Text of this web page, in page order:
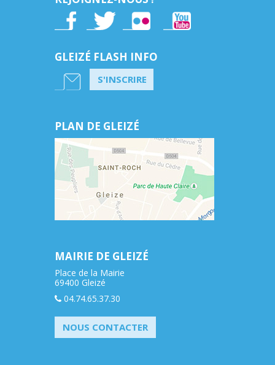
GLEIZÉ FLASH INFO
S'INSCRIRE
PLAN DE GLEIZÉ
MAIRIE DE GLEIZÉ
Place de la Mairie
69400 Gleizé
04.74.65.37.30
NOUS CONTACTER